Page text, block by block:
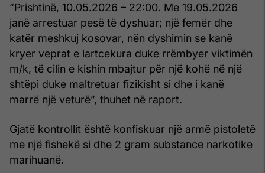
“Prishtinë, 10.05.2026 – 22:00. Me 19.05.2026
janë arrestuar pesë të dyshuar; një femër dhe
katër meshkuj kosovar, nën dyshimin se kanë
kryer veprat e lartcekura duke rrëmbyer viktimën
m/k, të cilin e kishin mbajtur për një kohë në një
shtëpi duke maltretuar fizikisht si dhe i kanë
marrë një veturë”, thuhet në raport.
Gjatë kontrollit është konfiskuar një armë pistoletë
me një fishekë si dhe 2 gram substance narkotike
marihuanë.